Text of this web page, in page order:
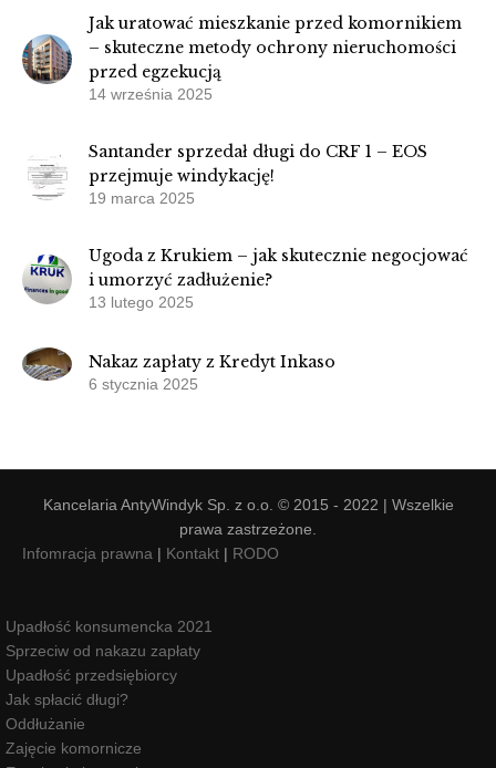
Jak uratować mieszkanie przed komornikiem
– skuteczne metody ochrony nieruchomości
przed egzekucją
14 września 2025
Santander sprzedał długi do CRF 1 – EOS
przejmuje windykację!
19 marca 2025
Ugoda z Krukiem – jak skutecznie negocjować
i umorzyć zadłużenie?
13 lutego 2025
Nakaz zapłaty z Kredyt Inkaso
6 stycznia 2025
Kancelaria AntyWindyk Sp. z o.o. © 2015 - 2022 | Wszelkie
prawa zastrzeżone.
Infomracja prawna | Kontakt | RODO
Upadłość konsumencka 2021
Sprzeciw od nakazu zapłaty
Upadłość przedsiębiorcy
Jak spłacić długi?
Oddłużanie
Zajęcie komornicze